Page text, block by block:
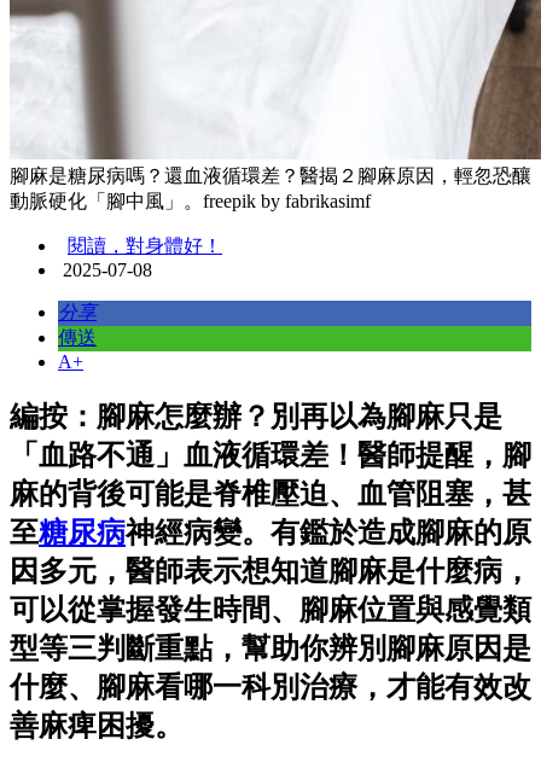
腳麻是糖尿病嗎？還血液循環差？醫揭２腳麻原因，輕忽恐釀
動脈硬化「腳中風」。freepik by fabrikasimf
閱讀，對身體好！
2025-07-08
分享
傳送
A+
編按：腳麻怎麼辦？別再以為腳麻只是
「血路不通」血液循環差！醫師提醒，腳
麻的背後可能是脊椎壓迫、血管阻塞，甚
至糖尿病神經病變。有鑑於造成腳麻的原
因多元，醫師表示想知道腳麻是什麼病，
可以從掌握發生時間、腳麻位置與感覺類
型等三判斷重點，幫助你辨別腳麻原因是
什麼、腳麻看哪一科別治療，才能有效改
善麻痺困擾。